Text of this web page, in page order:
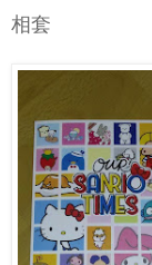
相套